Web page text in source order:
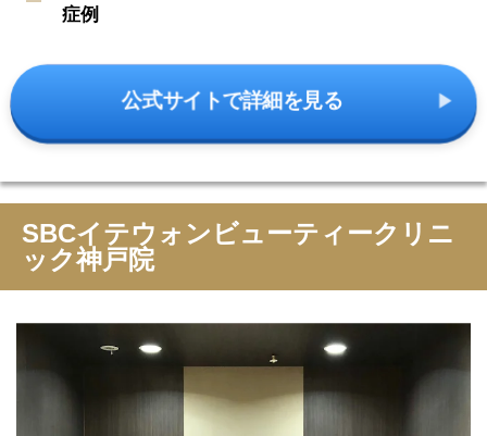
症例
公式サイトで詳細を見る
SBCイテウォンビューティークリニ
ック神戸院